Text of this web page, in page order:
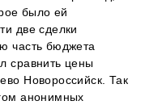
было ей
две сделки
часть бюджета
сравнить цены
Новороссийск. Так
анонимных